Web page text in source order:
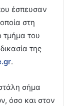
έσπευσαν
στη
τμήμα του
της
.
σήμα
όσο και στον